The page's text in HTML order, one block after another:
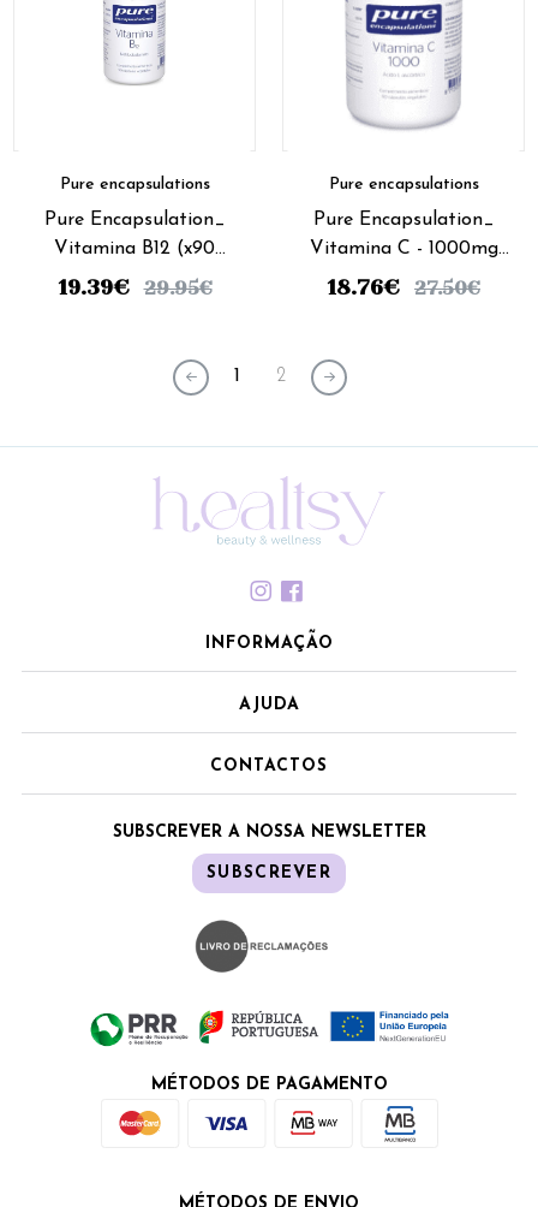
Pure encapsulations
Pure Encapsulation_
Vitamina B12 (x90
cápsulas)
19.39€ 29.95€
Pure encapsulations
Pure Encapsulation_
Vitamina C - 1000mg
(x90 cápsulas)
18.76€ 27.50€
1 2
INFORMAÇÃO
AJUDA
CONTACTOS
SUBSCREVER A NOSSA NEWSLETTER
SUBSCREVER
MÉTODOS DE PAGAMENTO